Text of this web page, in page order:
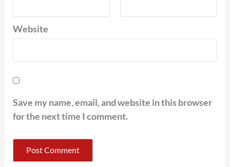
Website
Save my name, email, and website in this browser
for the next time I comment.